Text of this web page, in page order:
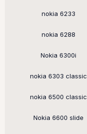
nokia 6233
nokia 6288
Nokia 6300i
nokia 6303 classic
nokia 6500 classic
Nokia 6600 slide